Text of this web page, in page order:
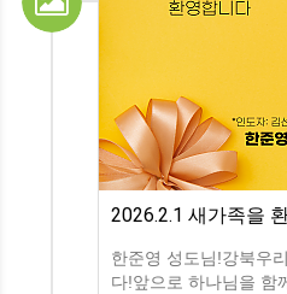
2026.2.1 새가족을
한준영 성도님!강북우
다!앞으로 하나님을 함